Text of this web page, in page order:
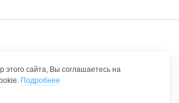
– продажа и обслуживание автомобилей.
этого сайта, Вы соглашаетесь на
Подробнее